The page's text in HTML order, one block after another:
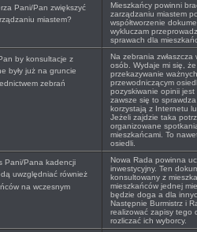
Pani/Pan zwiększyć
miastem?
Mieszkańcy powinni
zarządzaniu miastem
współtworzenie
wykluczam
sprawach dla
by konsultacje z
były już na gruncie
zebrań
Na zebrania
osób. Wydaje mi się,
przekazywanie
przewodniczącym
pozyskiwanie opinii
zawsze się to
korzystają z Internetu
Jeżeli zajdzie taka
organizowane
mieszkańcami. To
osiedli.
Pani/Pana kadencji
uwzględniać również
na wczesnym
Nowa Rada powinna
inwestycyjny. Ten
konsultowany z
mieszkańców jednej
będzie doga a dla
Następnie Burmistrz i
realizować zapisy tego
rozliczać ich wyborcy.